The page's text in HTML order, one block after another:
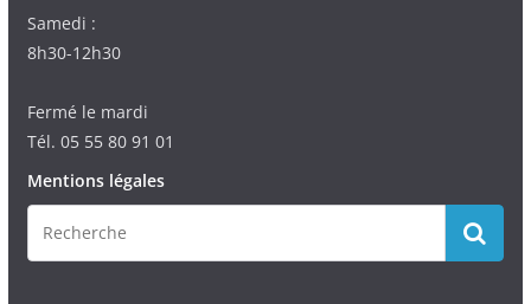
Samedi :
8h30-12h30
Fermé le mardi
Tél. 05 55 80 91 01
Mentions légales